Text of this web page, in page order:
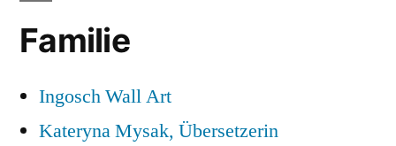
Familie
Ingosch Wall Art
Kateryna Mysak, Übersetzerin